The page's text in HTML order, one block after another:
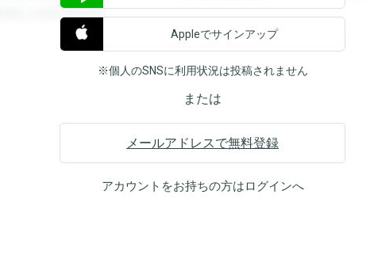
ることができます。
Appleでサインアップ
※個人のSNSに利用状況は投稿されません
または
メールアドレスで無料登録
アカウントをお持ちの方はログインへ